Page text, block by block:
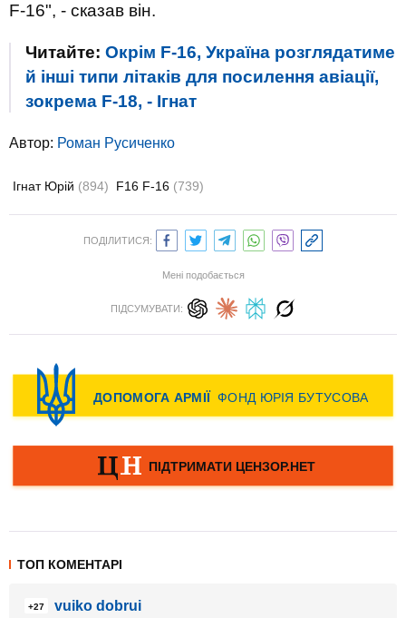
F-16", - сказав він.
Читайте: Окрім F-16, Україна розглядатиме
й інші типи літаків для посилення авіації,
зокрема F-18, - Ігнат
Автор: Роман Русиченко
Ігнат Юрій (894) F16 F-16 (739)
ПОДІЛИТИСЯ:
Мені подобається
ПІДСУМУВАТИ:
ТОП КОМЕНТАРІ
+27
vuiko dobrui